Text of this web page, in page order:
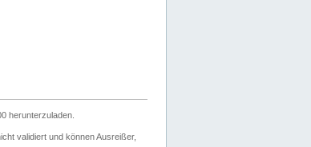
herunterzuladen.
validiert und können Ausreißer,